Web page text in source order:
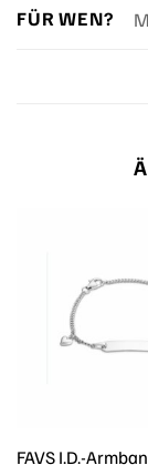
FÜR WEN?
FAVS I.D.-